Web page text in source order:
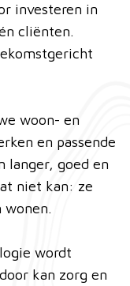
investeren in
cliënten.
woon- en
en passende
langer, goed en
niet kan: ze
wordt
kan zorg en